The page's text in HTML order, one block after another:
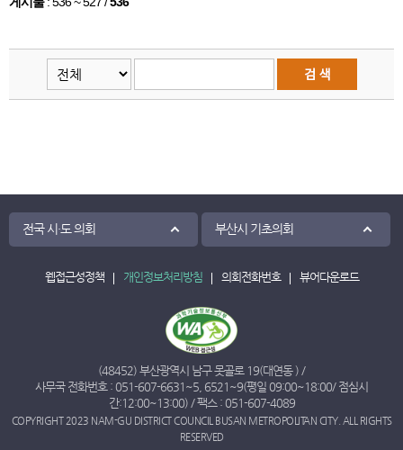
전국 시·도 의회 부산시 기초의회
웹접근성정책 개인정보처리방침 의회전화번호 뷰어다운로드
(48452) 부산광역시 남구 못골로 19(대연동 ) /
사무국 전화번호 : 051-607-6631 ~5 6521 ~9(평일 09:00~18:00/ 점심시
간:12:00~13:00) / 팩스 : 051-607-4089
COPYRIGHT 2023 NAM-GU DISTRICT COUNCIL BUSAN METROPOLITAN CITY. ALL RIGHTS
RESERVED